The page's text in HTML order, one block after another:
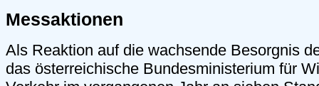
Messaktionen
Als Reaktion auf die wachsende Besorgnis
das österreichische Bundesministerium für